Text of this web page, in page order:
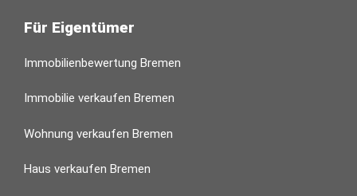
Für Eigentümer
Immobilienbewertung Bremen
Immobilie verkaufen Bremen
Wohnung verkaufen Bremen
Haus verkaufen Bremen